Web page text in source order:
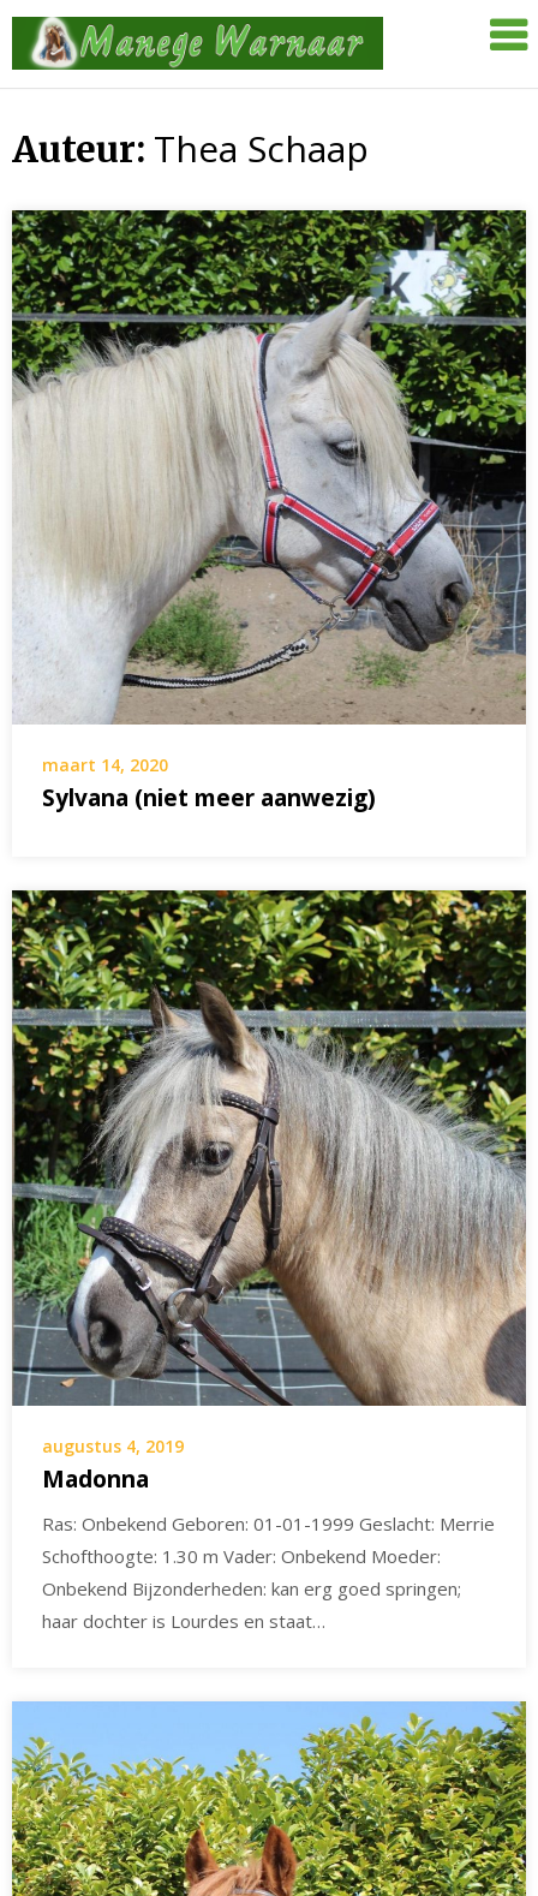
Skip
content
Manege
Auteur: Thea Schaap
maart 14, 2020
Sylvana (niet meer aanwezig)
augustus 4, 2019
Madonna
Ras: Onbekend Geboren: 01-01-1999 Geslacht: Merrie
Schofthoogte: 1.30 m Vader: Onbekend Moeder:
Onbekend Bijzonderheden: kan erg goed springen;
haar dochter is Lourdes en staat…